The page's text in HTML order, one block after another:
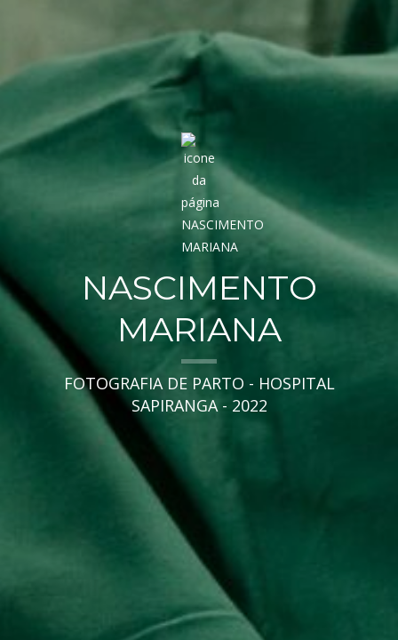
NASCIMENTO
MARIANA
FOTOGRAFIA DE PARTO - HOSPITAL
SAPIRANGA - 2022